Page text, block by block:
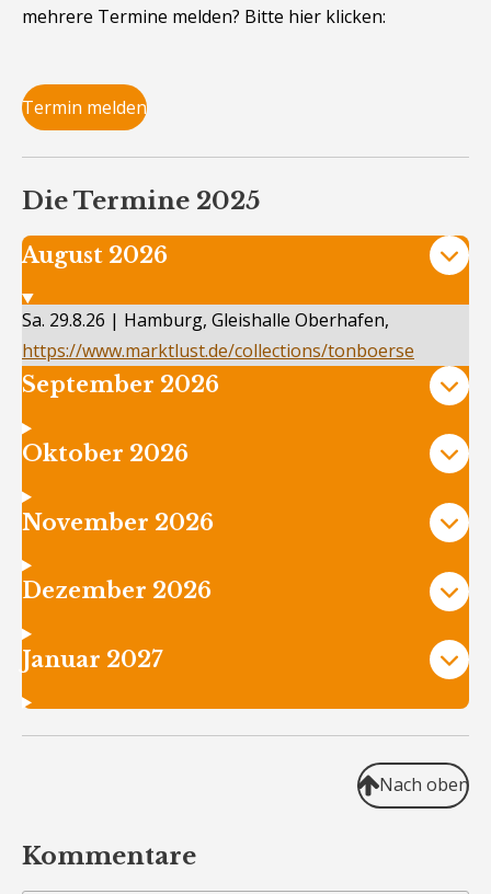
mehrere Termine melden? Bitte hier klicken:
Termin melden
Die Termine 2025
August 2026
Sa. 29.8.26 | Hamburg, Gleishalle Oberhafen,
https://www.marktlust.de/collections/tonboerse
September 2026
Oktober 2026
November 2026
Dezember 2026
Januar 2027
Nach oben
Kommentare